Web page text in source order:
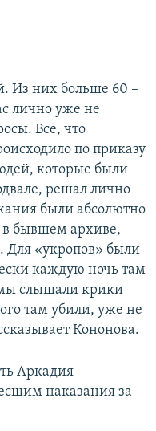
Из них больше 60 –
лично уже не
Все, что
по приказу
которые были
решал лично
были абсолютно
бывшем архиве,
Для «укропов» были
каждую ночь там
слышали крики
там убили, уже не
Кононова.
Аркадия
наказания за